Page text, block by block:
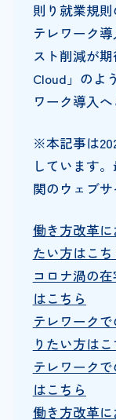
則り就業規則
テレワーク
スト削減が
Cloud」のよ
ワーク導入
※本記事は
しています
関のウェブサ
働き方改革
たい方はこち
コロナ渦の
はこちら
テレワーク
りたい方はこ
テレワーク
はこちら
働き方改革